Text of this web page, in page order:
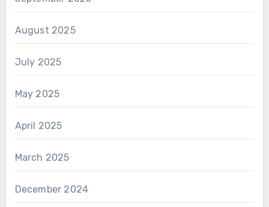
August 2025
July 2025
May 2025
April 2025
March 2025
December 2024